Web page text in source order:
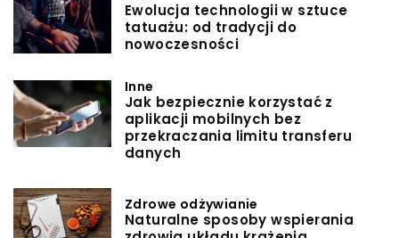
Ewolucja technologii w sztuce
tatuażu: od tradycji do
nowoczesności
Inne
Jak bezpiecznie korzystać z
aplikacji mobilnych bez
przekraczania limitu transferu
danych
Zdrowe odżywianie
Naturalne sposoby wspierania